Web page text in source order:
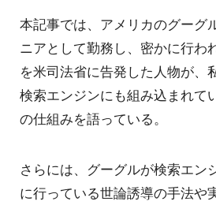
本記事では、アメリカのグーグ
ニアとして勤務し、密かに行わ
を米司法省に告発した人物が、
検索エンジンにも組み込まれて
の仕組みを語っている。
さらには、グーグルが検索エン
に行っている世論誘導の手法や